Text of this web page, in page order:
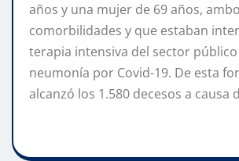
años y una mujer de 69 años,
comorbilidades y que estaban
terapia intensiva del sector
neumonía por Covid-19. De esta
alcanzó los 1.580 decesos a causa